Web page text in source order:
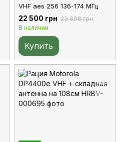
VHF aes 256 136-174 МГц
22 500 грн 23 898 грн
В наличии
Купить